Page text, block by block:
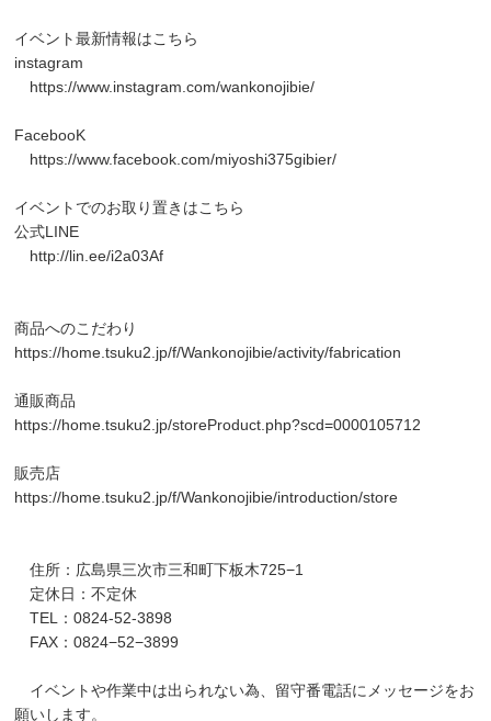
イベント最新情報はこちら
instagram
https://www.instagram.com/wankonojibie/
FacebooK
https://www.facebook.com/miyoshi375gibier/
イベントでのお取り置きはこちら
公式LINE
http://lin.ee/i2a03Af
商品へのこだわり
https://home.tsuku2.jp/f/Wankonojibie/activity/fabrication
通販商品
https://home.tsuku2.jp/storeProduct.php?scd=0000105712
販売店
https://home.tsuku2.jp/f/Wankonojibie/introduction/store
住所：広島県三次市三和町下板木725−1
定休日：不定休
TEL：0824-52-3898
FAX：0824−52−3899
イベントや作業中は出られない為、留守番電話にメッセージをお
願いします。